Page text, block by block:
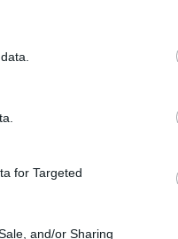
for Targeted
and/or Sharing